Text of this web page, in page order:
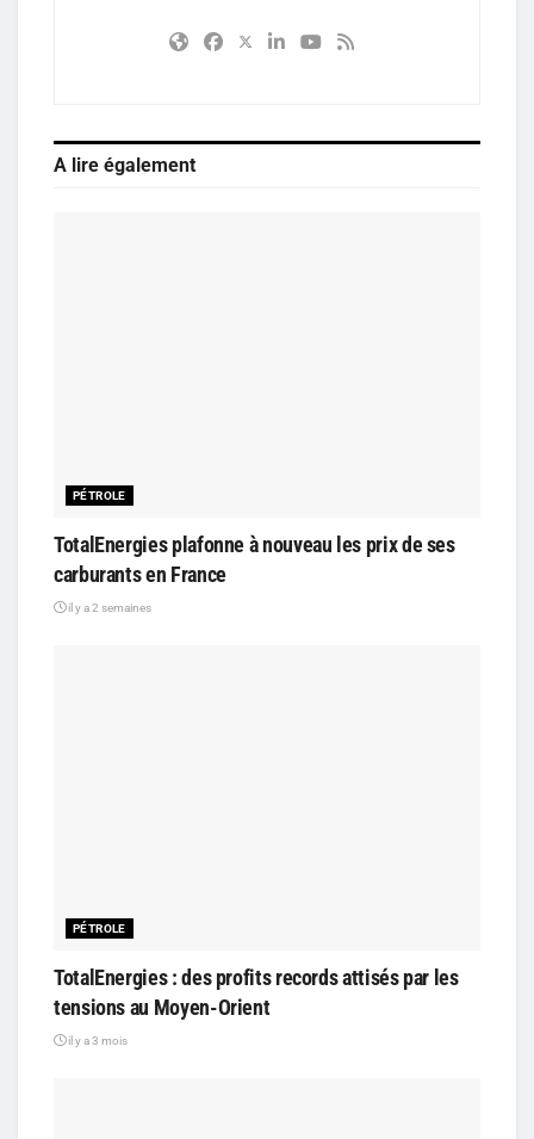
A lire également
PÉTROLE
TotalEnergies plafonne à nouveau les prix de ses
carburants en France
il y a 2 semaines
PÉTROLE
TotalEnergies : des profits records attisés par les
tensions au Moyen-Orient
il y a 3 mois